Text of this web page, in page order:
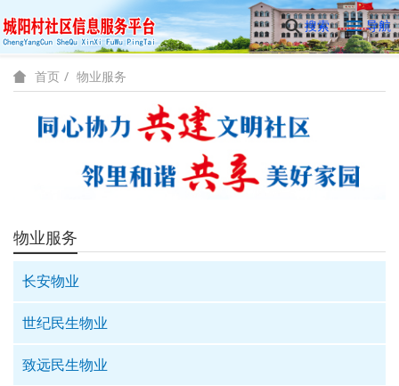
搜索 导航
首页 物业服务
物业服务
长安物业
世纪民生物业
致远民生物业